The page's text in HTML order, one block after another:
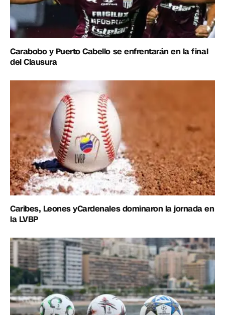
Carabobo y Puerto Cabello se enfrentarán en la final
del Clausura
Caribes, Leones yCardenales dominaron la jornada en
la LVBP